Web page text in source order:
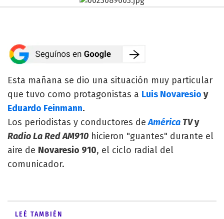
Esta mañana se dio una situación muy particular
que tuvo como protagonistas a Luis Novaresio y
Eduardo Feinmann.
Los periodistas y conductores de América TVy
Radio La Red AM910 hicieron "guantes" durante el
aire de Novaresio 910, el ciclo radial del
comunicador.
LEÉ TAMBIÉN